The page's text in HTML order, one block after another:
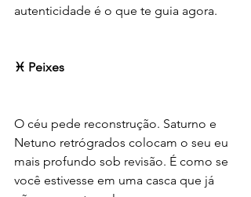
autenticidade é o que te guia agora.
♓ Peixes
O céu pede reconstrução. Saturno e
Netuno retrógrados colocam o seu eu
mais profundo sob revisão. É como se
você estivesse em uma casca que já